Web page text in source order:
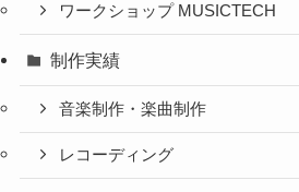
ワークショップ MUSICTECH
制作実績
音楽制作・楽曲制作
レコーディング